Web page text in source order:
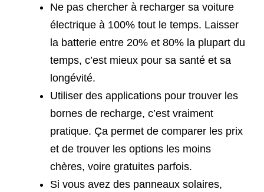
Ne pas chercher à recharger sa voiture
électrique à 100% tout le temps. Laisser
la batterie entre 20% et 80% la plupart du
temps, c’est mieux pour sa santé et sa
longévité.
Utiliser des applications pour trouver les
bornes de recharge, c’est vraiment
pratique. Ça permet de comparer les prix
et de trouver les options les moins
chères, voire gratuites parfois.
Si vous avez des panneaux solaires,